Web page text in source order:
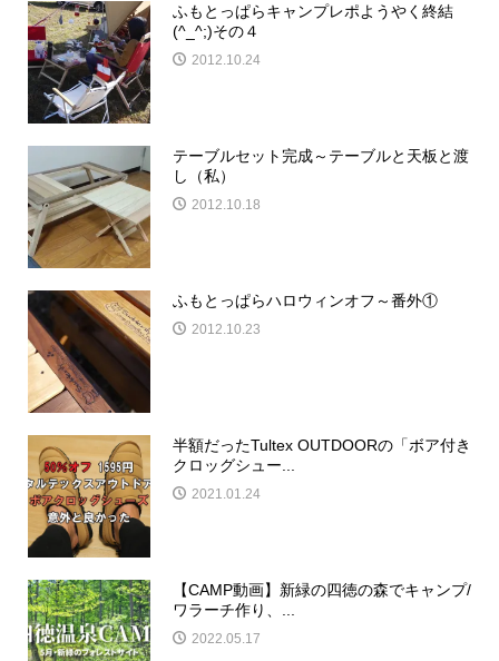
ふもとっぱらキャンプレポようやく終結
(^_^;)その４
2012.10.24
テーブルセット完成～テーブルと天板と渡
し（私）
2012.10.18
ふもとっぱらハロウィンオフ～番外①
2012.10.23
半額だったTultex OUTDOORの「ボア付き
クロッグシュー...
2021.01.24
【CAMP動画】新緑の四徳の森でキャンプ/
ワラーチ作り、...
2022.05.17